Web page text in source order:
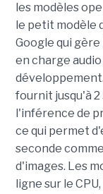
les modèles
le petit modèle
Google qui
en charge
développement.
fournit jusqu'à
l'inférence de
ce qui permet
seconde
d'images. Les
ligne sur le